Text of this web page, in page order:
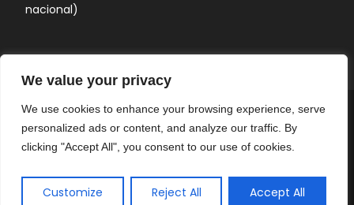
We value your privacy
We use cookies to enhance your browsing experience, serve
personalized ads or content, and analyze our traffic. By
clicking "Accept All", you consent to our use of cookies.
Customize Reject All Accept All
nacional)
Algarve Paint Store © 2024. Todos os
direitos reservados. Desenvolvido por
AORUBRO.PT